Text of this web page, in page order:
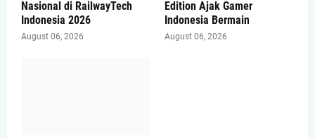
Nasional di RailwayTech
Indonesia 2026
August 06, 2026
Edition Ajak Gamer
Indonesia Bermain
August 06, 2026